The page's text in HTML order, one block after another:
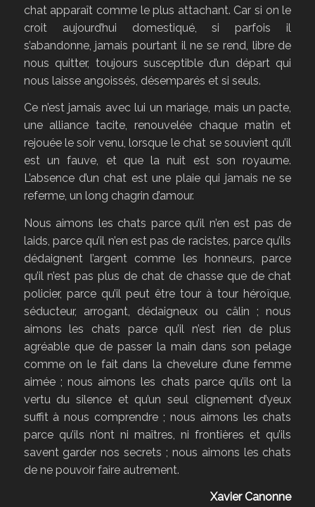
chat apparaît comme le plus attachant. Car si on le
croit aujourd’hui domestiqué, si parfois il
s’abandonne, jamais pourtant il ne se rend, libre de
nous quitter, toujours susceptible d’un départ qui
nous laisse angoissés, désemparés et si seuls.
Ce n’est jamais avec lui un mariage, mais un pacte,
une alliance tacite, renouvelée chaque matin et
rejouée le soir venu, lorsque le chat se souvient qu’il
est un fauve, et que la nuit est son royaume.
L’absence d’un chat est une plaie qui jamais ne se
referme, un long chagrin d’amour.
Nous aimons les chats parce qu’il n’en est pas de
laids, parce qu’il n’en est pas de racistes, parce qu’ils
dédaignent l’argent comme les honneurs, parce
qu’il n’est pas plus de chat de chasse que de chat
policier, parce qu’il peut être tour à tour héroïque,
séducteur, arrogant, dédaigneux ou câlin ; nous
aimons les chats parce qu’il n’est rien de plus
agréable que de passer la main dans son pelage
comme on le fait dans la chevelure d’une femme
aimée ; nous aimons les chats parce qu’ils ont la
vertu du silence et qu’un seul clignement d’yeux
suffit à nous comprendre ; nous aimons les chats
parce qu’ils n’ont ni maîtres, ni frontières et qu’ils
savent garder nos secrets ; nous aimons les chats
de ne pouvoir faire autrement.
Xavier Canonne